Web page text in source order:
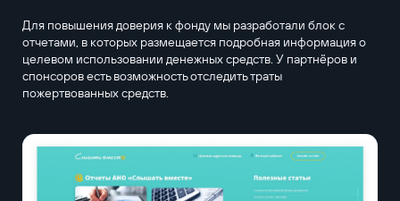
Для повышения доверия к фонду мы разработали блок с
отчетами, в которых размещается подробная информация о
целевом использовании денежных средств. У партнёров и
спонсоров есть возможность отследить траты
пожертвованных средств.